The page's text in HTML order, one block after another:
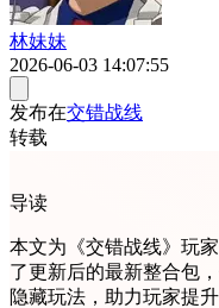
林妹妹
2026-06-03 14:07:55
发布在交错战线
转载
导读
本文为《交错战线》玩
了更新后的最新整合包
隐藏玩法，助力玩家提升